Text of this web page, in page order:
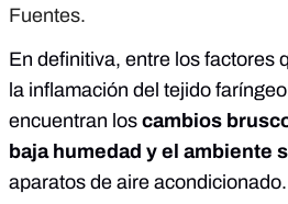
Fuentes.
En definitiva, entre los factores
la inflamación del tejido
encuentran los cambios
baja humedad y el ambiente
aparatos de aire acondicionado.